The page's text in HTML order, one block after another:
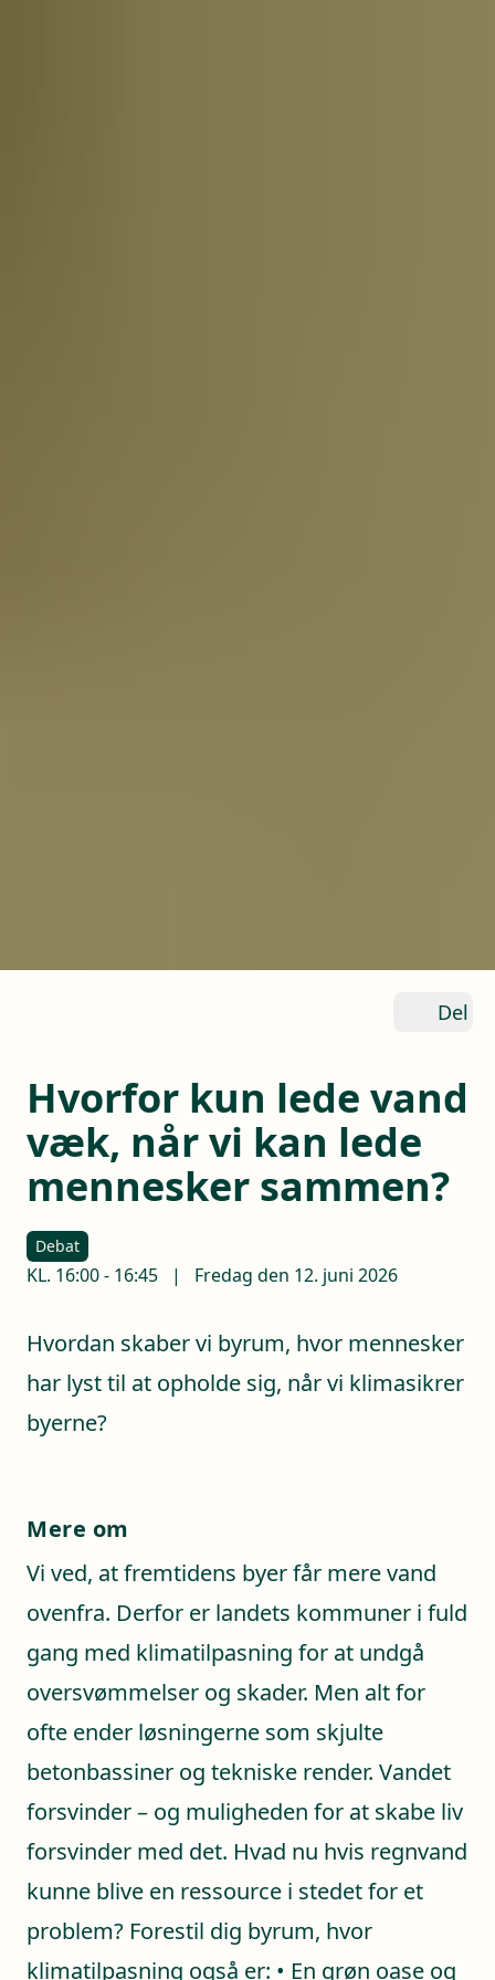
Del
Hvorfor kun lede vand
væk, når vi kan lede
mennesker sammen?
Debat
KL. 16:00- 16:45 | Fredag den 12. juni 2026
Hvordan skaber vi byrum, hvor mennesker
har lyst til at opholde sig, når vi klimasikrer
byerne?
Mere om
Vi ved, at fremtidens byer får mere vand
ovenfra. Derfor er landets kommuner i fuld
gang med klimatilpasning for at undgå
oversvømmelser og skader. Men alt for
ofte ender løsningerne som skjulte
betonbassiner og tekniske render. Vandet
forsvinder – og muligheden for at skabe liv
forsvinder med det. Hvad nu hvis regnvand
kunne blive en ressource i stedet for et
problem? Forestil dig byrum, hvor
klimatilpasning også er: • En grøn oase og